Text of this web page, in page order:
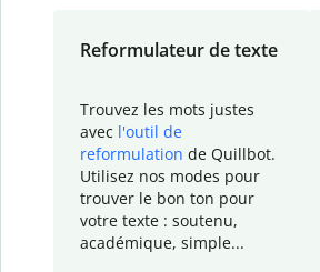
Reformulateur de texte
Trouvez les mots justes
avec l'outil de
reformulation de Quillbot.
Utilisez nos modes pour
trouver le bon ton pour
votre texte : soutenu,
académique, simple...